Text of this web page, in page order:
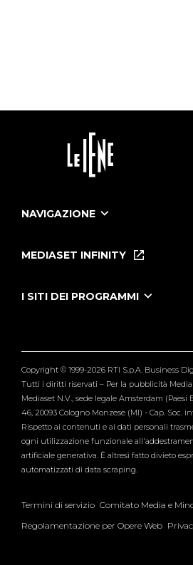
NAVIGAZIONE
Le Iene Presentano Inside
Tutti i servizi
MEDIASET INFINITY
I SITI DEI PROGRAMMI
Verissimo
Copyright © 1999-2026 RTI S.p.A. Business
Tutti i diritti riservati – Per la pubblicità
Mediaset N.V., sede legale Amsterdam (Paesi
46, 20093 Cologno Monzese (MI) - Cap. Soc.
Rispetto ai contenuti e ai dati personali
ogni utilizzazione funzionale
artificiale generativa. È altresì fatto divieto
automatizzati di data scraping.
Termini di servizio Comitato Media e
Regolamentazione per Opere Web